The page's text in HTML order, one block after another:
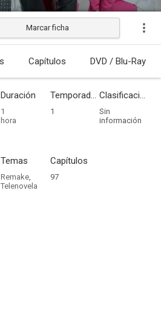
Marcar ficha
Capítulos DVD / Blu-Ray
Duración
1
hora
Temporadas
1
Clasificación por edades
Sin
información
Temas
Remake,
Telenovela
Capítulos
97